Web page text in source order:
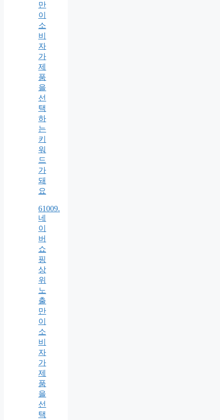
만
이
소
비
자
가
제
품
을
선
택
하
는
키
워
드
가
돼
요
61009.
네
이
버
쇼
핑
상
위
노
출
만
이
소
비
자
가
제
품
을
선
택